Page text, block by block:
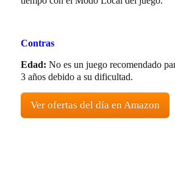
Contras
Edad: No es un juego recomendado
3 años debido a su dificultad.
Ver ofertas del día en Amazon